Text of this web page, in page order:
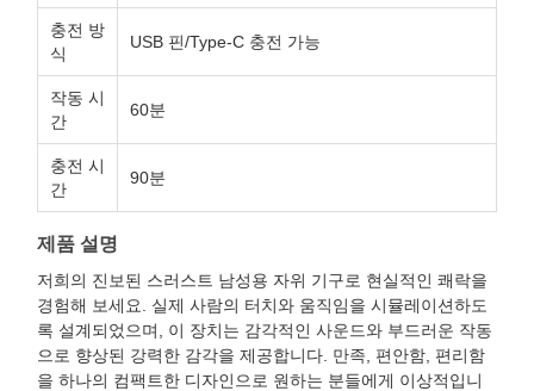
충전 방
식
USB 핀/Type-C 충전 가능
작동 시
간
60분
충전 시
간
90분
제품 설명
저희의 진보된 스러스트 남성용 자위 기구로 현실적인 쾌락을
경험해 보세요. 실제 사람의 터치와 움직임을 시뮬레이션하도
록 설계되었으며, 이 장치는 감각적인 사운드와 부드러운 작동
으로 향상된 강력한 감각을 제공합니다. 만족, 편안함, 편리함
을 하나의 컴팩트한 디자인으로 원하는 분들에게 이상적입니